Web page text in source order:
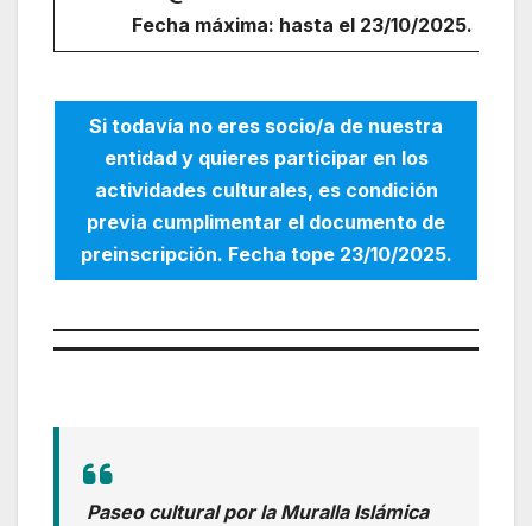
Fecha máxima: hasta el 23/10/2025.
Si todavía no eres socio/a de nuestra
entidad y quieres participar en los
actividades culturales, es condición
previa cumplimentar el documento de
preinscripción. Fecha tope 23/10/2025.
Paseo cultural por la Muralla Islámica